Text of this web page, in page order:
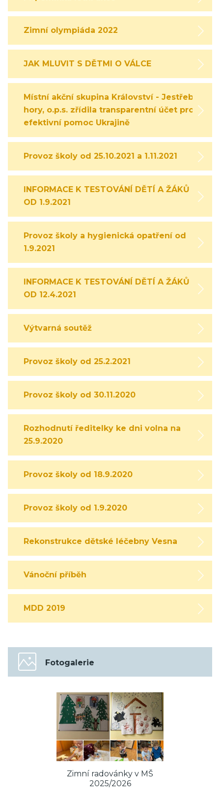
Zimní olympiáda 2022
JAK MLUVIT S DĚTMI O VÁLCE
Místní akční skupina Království - Jestřebí
hory, o.p.s. zřídila transparentní účet pro
efektivní pomoc Ukrajině
Provoz školy od 25.10.2021 a 1.11.2021
INFORMACE K TESTOVÁNÍ DĚTÍ A ŽÁKŮ
OD 1.9.2021
Provoz školy a hygienická opatření od
1.9.2021
INFORMACE K TESTOVÁNÍ DĚTÍ A ŽÁKŮ
OD 12.4.2021
Výtvarná soutěž
Provoz školy od 25.2.2021
Provoz školy od 30.11.2020
Rozhodnutí ředitelky ke dni volna na
25.9.2020
Provoz školy od 18.9.2020
Provoz školy od 1.9.2020
Rekonstrukce dětské léčebny Vesna
Vánoční příběh
MDD 2019
Fotogalerie
Zimní radovánky v MŠ
2025/2026